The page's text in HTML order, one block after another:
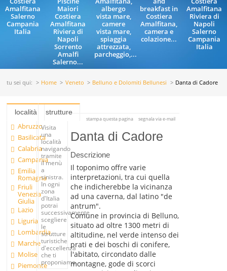
Amalfitana
Salerno
Campania
Italia
Maiori
Costiera
Amalfitana
Riviera di
Napoli
Sorrento
Amalfi
Salerno...
albergo
vista mare,
camere
vista mare,
spiaggia
attrezzata,
parcheggio,...
breakfast in
Costiera
Amalfitana,
camera e
colazione...
Amalfitana
Riviera di
Napoli
Salerno
Campania
Italia
tu sei qui: Home Veneto Belluno e Dolomiti Bellunesi Danta di Cadore
località
Abruzzo
Basilicata
Calabria
Campania
Emilia
Romagna
Friuli
Venezia
Giulia
Lazio
Liguria
Lombardia
Marche
Molise
Piemonte
strutture
Visita
una
località
navigando
tramite
il menù
a
sinistra.
In ogni
zona
d'Italia
potrai
successivamente
scegliere
le
strutture
turistiche
d'eccellenza
che ti
proponiamo.
stampa questa pagina segnala via e-mail
Danta di Cadore
Descrizione
Il toponimo offre varie
interpretazioni, tra cui quella
che indicherebbe la vicinanza
ad una caverna, dal latino "de
antrum".
Comune in provincia di Belluno,
situato ad oltre 1300 metri di
altitudine, nel verde intenso dei
prati e dei boschi di conifere,
l'abitato, circondato dalle
montagne, gode di scorci